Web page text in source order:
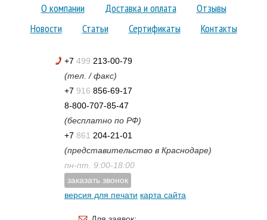
О компании Доставка и оплата
Отзывы
Новости
Статьи Сертификаты Контакты
+7 499 213-00-79
(тел. / факс)
+7 916 856-69-17
8-800-707-85-47
(бесплатно по РФ)
+7 861 204-21-01
(представительство в Краснодаре)
пн-пт. 9:00-18:00
заказать звонок
версия для печати карта сайта